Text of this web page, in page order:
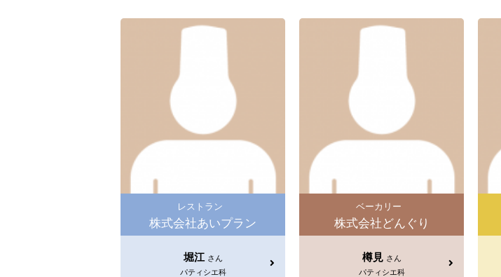
レストラン
株式会社あいプラン
堀江 さん
パティシエ科
ベーカリー
株式会社どんぐり
樽見 さん
パティシエ科